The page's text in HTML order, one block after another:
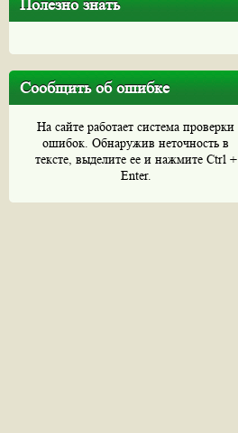
Полезно знать
Сообщить об ошибке
На сайте работает система проверки
ошибок. Обнаружив неточность в
тексте, выделите ее и нажмите Ctrl +
Enter.